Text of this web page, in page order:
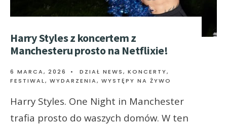
Harry Styles z koncertem z
Manchesteru prosto na Netflixie!
6 MARCA, 2026 • DZIAŁ NEWS, KONCERTY,
FESTIWAL, WYDARZENIA, WYSTĘPY NA ŻYWO
Harry Styles. One Night in Manchester
trafia prosto do waszych domów. W ten